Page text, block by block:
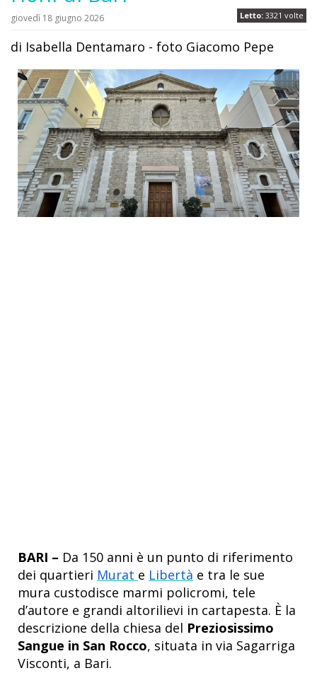
Letto: 3321 volte
giovedì 18 giugno 2026
di Isabella Dentamaro - foto Giacomo Pepe
BARI – Da 150 anni è un punto di riferimento
dei quartieri Murat e Libertà e tra le sue
mura custodisce marmi policromi, tele
d’autore e grandi altorilievi in cartapesta. È la
descrizione della chiesa del Preziosissimo
Sangue in San Rocco, situata in via Sagarriga
Visconti, a Bari.